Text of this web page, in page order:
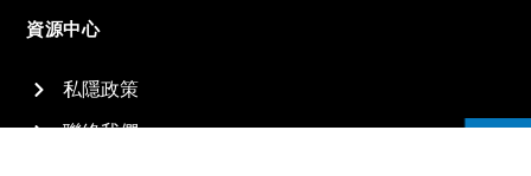
資源中心
私隱政策
聯絡我們